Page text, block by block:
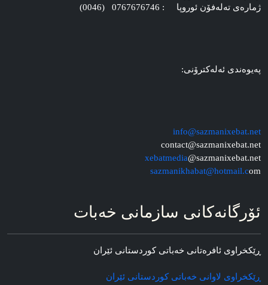
ژماره‌ی ته‌له‌فۆن ئوروپا : 0767676746 (0046)
په‌یوه‌ندی ئه‌له‌کترۆنی:
info@sazmanixebat.net
contact@sazmanixebat.net
xebatmedia@sazmanixebat.net
sazmanikhabat@hotmail.com
ئۆرگانه‌کانی سازمانی خه‌بات
ڕێکخراوی ئافره‌تانی خه‌باتی کوردستانی ئێران
ڕێکخراوی لاوانی خه‌باتی کوردستانی ئێران